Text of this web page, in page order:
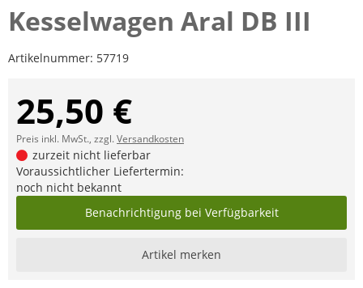
Kesselwagen Aral DB III
Artikelnummer: 57719
25,50 €
Preis inkl. MwSt., zzgl.Versandkosten
zurzeit nicht lieferbar
Voraussichtlicher Liefertermin:
noch nicht bekannt
Benachrichtigung bei Verfügbarkeit
Artikel merken